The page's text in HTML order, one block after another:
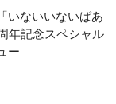
いないいないばあ
年記念スペシャル
ー